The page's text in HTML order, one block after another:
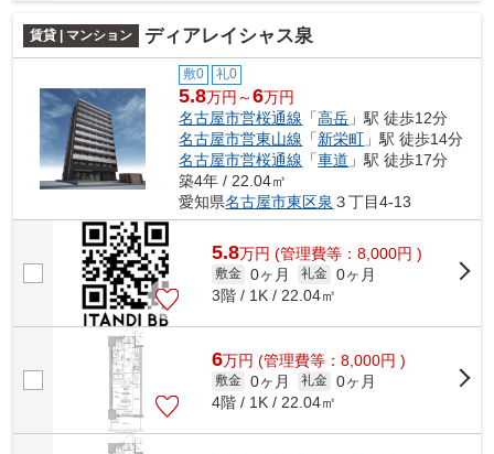
賃貸 | マンション ディアレイシャス泉
敷0 礼0
5.8万円～6万円
名古屋市営桜通線 「高岳 」駅 徒歩12分
名古屋市営東山線 「新栄町 」駅 徒歩14分
名古屋市営桜通線 「車道 」駅 徒歩17分
築4年 / 22.04㎡
愛知県名古屋市東区泉 ３丁目4-13
5.8万円 (管理費等：8,000円 )
敷金 0ヶ月 礼金 0ヶ月
3階 / 1K / 22.04㎡
6万円 (管理費等：8,000円 )
敷金 0ヶ月 礼金 0ヶ月
4階 / 1K / 22.04㎡